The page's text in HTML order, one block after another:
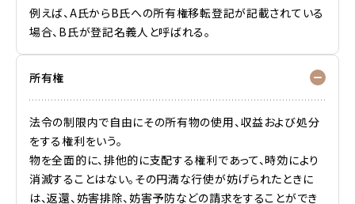
例えば、A氏からB氏への所有権移転登記が記載されている
場合、B氏が登記名義人と呼ばれる。
所有権
法令の制限内で自由にその所有物の使用、収益および処分
をする権利をいう。
物を全面的に、排他的に支配する権利であって、時効により
消滅することはない。その円満な行使が妨げられたときに
は、返還、妨害排除、妨害予防などの請求をすることができ